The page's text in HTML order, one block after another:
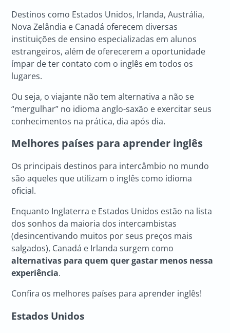
Destinos como Estados Unidos, Irlanda, Austrália,
Nova Zelândia e Canadá oferecem diversas
instituições de ensino especializadas em alunos
estrangeiros, além de oferecerem a oportunidade
ímpar de ter contato com o inglês em todos os
lugares.
Ou seja, o viajante não tem alternativa a não se
“mergulhar” no idioma anglo-saxão e exercitar seus
conhecimentos na prática, dia após dia.
Melhores países para aprender inglês
Os principais destinos para intercâmbio no mundo
são aqueles que utilizam o inglês como idioma
oficial.
Enquanto Inglaterra e Estados Unidos estão na lista
dos sonhos da maioria dos intercambistas
(desincentivando muitos por seus preços mais
salgados), Canadá e Irlanda surgem como
alternativas para quem quer gastar menos nessa
experiência.
Confira os melhores países para aprender inglês!
Estados Unidos